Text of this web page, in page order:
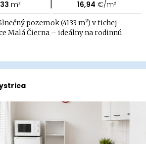
m² | 16,94 €/m²
pozemok (4133 m²) v tichej
Malá Čierna – ideálny na rodinnú